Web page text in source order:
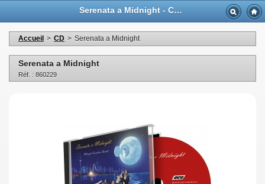
Serenata a Midnight - Casa Musicale Eco
Accueil > CD > Serenata a Midnight
Serenata a Midnight
Réf. : 860229